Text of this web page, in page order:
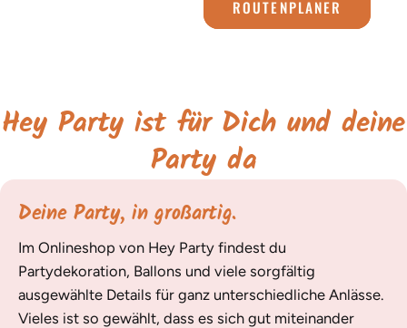
ROUTENPLANER
Hey Party ist für Dich und deine
Party da
Deine Party, in großartig.
Im Onlineshop von Hey Party findest du
Partydekoration, Ballons und viele sorgfältig
ausgewählte Details für ganz unterschiedliche Anlässe.
Vieles ist so gewählt, dass es sich gut miteinander